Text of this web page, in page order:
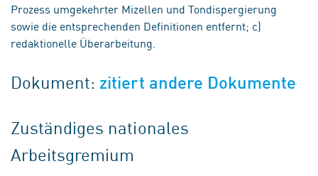
Prozess umgekehrter Mizellen und Tondispergierung
sowie die entsprechenden Definitionen entfernt; c)
redaktionelle Überarbeitung.
Dokument: zitiert andere Dokumente
Zuständiges nationales
Arbeitsgremium